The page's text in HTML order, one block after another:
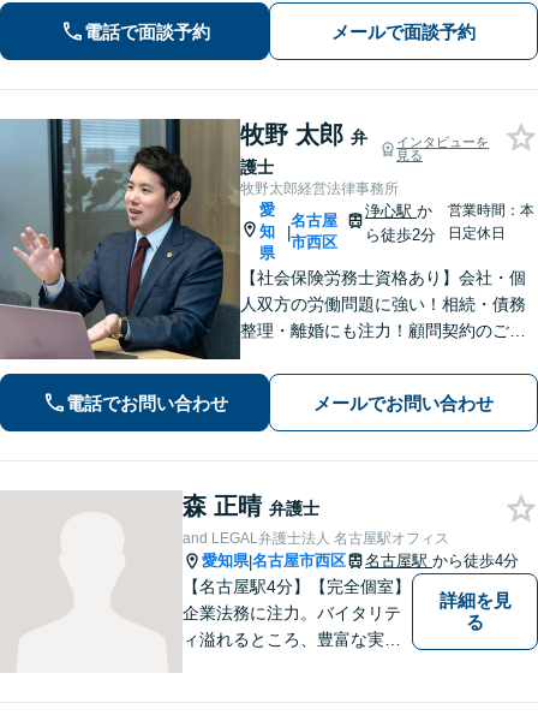
に、まずはご相談ください【事前予約
で休日・夜間面談可】
電話で面談予約 メールで面談予約
牧野 太郎 弁
護士
インタビューを
見る
牧野太郎経営法律事務所
愛
知
県
|
名古屋
市西区
浄心駅 か
ら徒歩2分
営業時間：本
日定休日
【社会保険労務士資格あり】会社・個
人双方の労働問題に強い！相続・債務
整理・離婚にも注力！顧問契約のご相
／完全個室／浄心駅徒歩2分】
電話でお問い合わせ メールでお問い合わせ
森 正晴 弁護士
and LEGAL弁護士法人 名古屋駅オフィス
愛知県|名古屋市西区 名古屋駅 から徒歩4分
【名古屋駅4分】【完全個室】
企業法務に注力。バイタリテ
ィ溢れるところ、豊富な実
詳細を見
る